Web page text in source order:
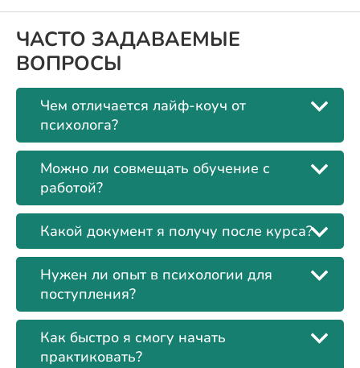
ЧАСТО ЗАДАВАЕМЫЕ
ВОПРОСЫ
Чем отличается лайф-коуч от
психолога?
Можно ли совмещать обучение с
работой?
Какой документ я получу после курса?
Нужен ли опыт в психологии для
поступления?
Как быстро я смогу начать
практиковать?